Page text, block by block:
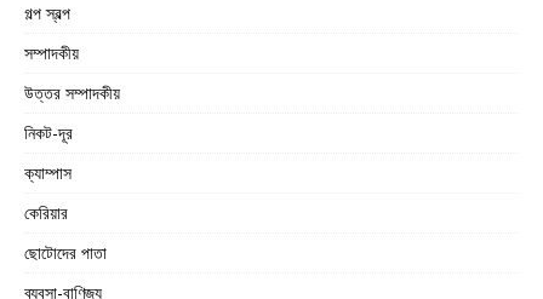
গল্প স্বল্প
সম্পাদকীয়
উত্তর সম্পাদকীয়
নিকট-দূর
ক্যাম্পাস
কেরিয়ার
ছোটোদের পাতা
ব্যবসা-বাণিজ্য